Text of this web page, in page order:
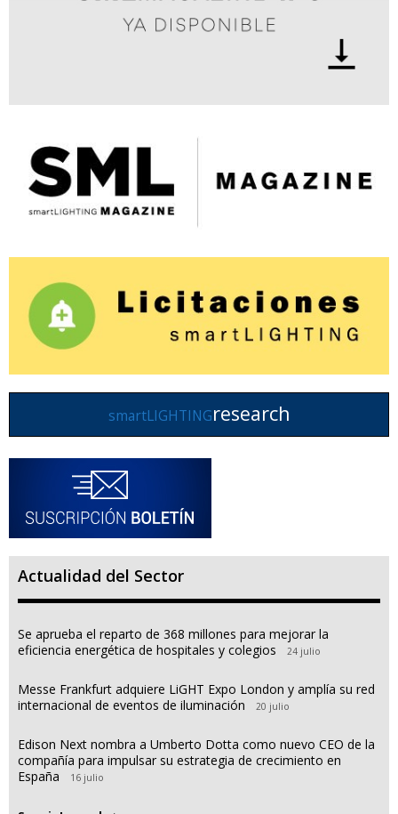
smartLIGHTINGresearch
Actualidad del Sector
Se aprueba el reparto de 368 millones para mejorar la
eficiencia energética de hospitales y colegios
24 julio
Messe Frankfurt adquiere LiGHT Expo London y amplía su red
internacional de eventos de iluminación
20 julio
Edison Next nombra a Umberto Dotta como nuevo CEO de la
compañía para impulsar su estrategia de crecimiento en
España
16 julio